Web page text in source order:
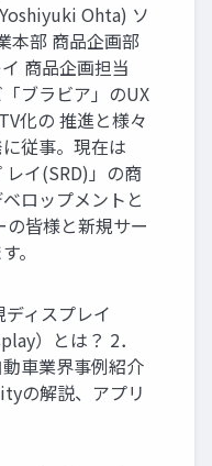
Ohta) ソ
本部 商品企画部
商品企画担当
ブラビア」のUX
化の 推進と様々
従事。現在は
レイ(SRD)」の商
ロップメントと
の皆様と新規サー
。
ィスプレイ
）とは？ 2．
車業界事例紹介
の解説、アプリ